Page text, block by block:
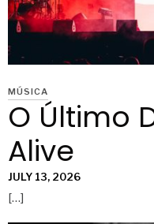
MÚSICA
O Último
Alive
JULY 13, 2026
[…]